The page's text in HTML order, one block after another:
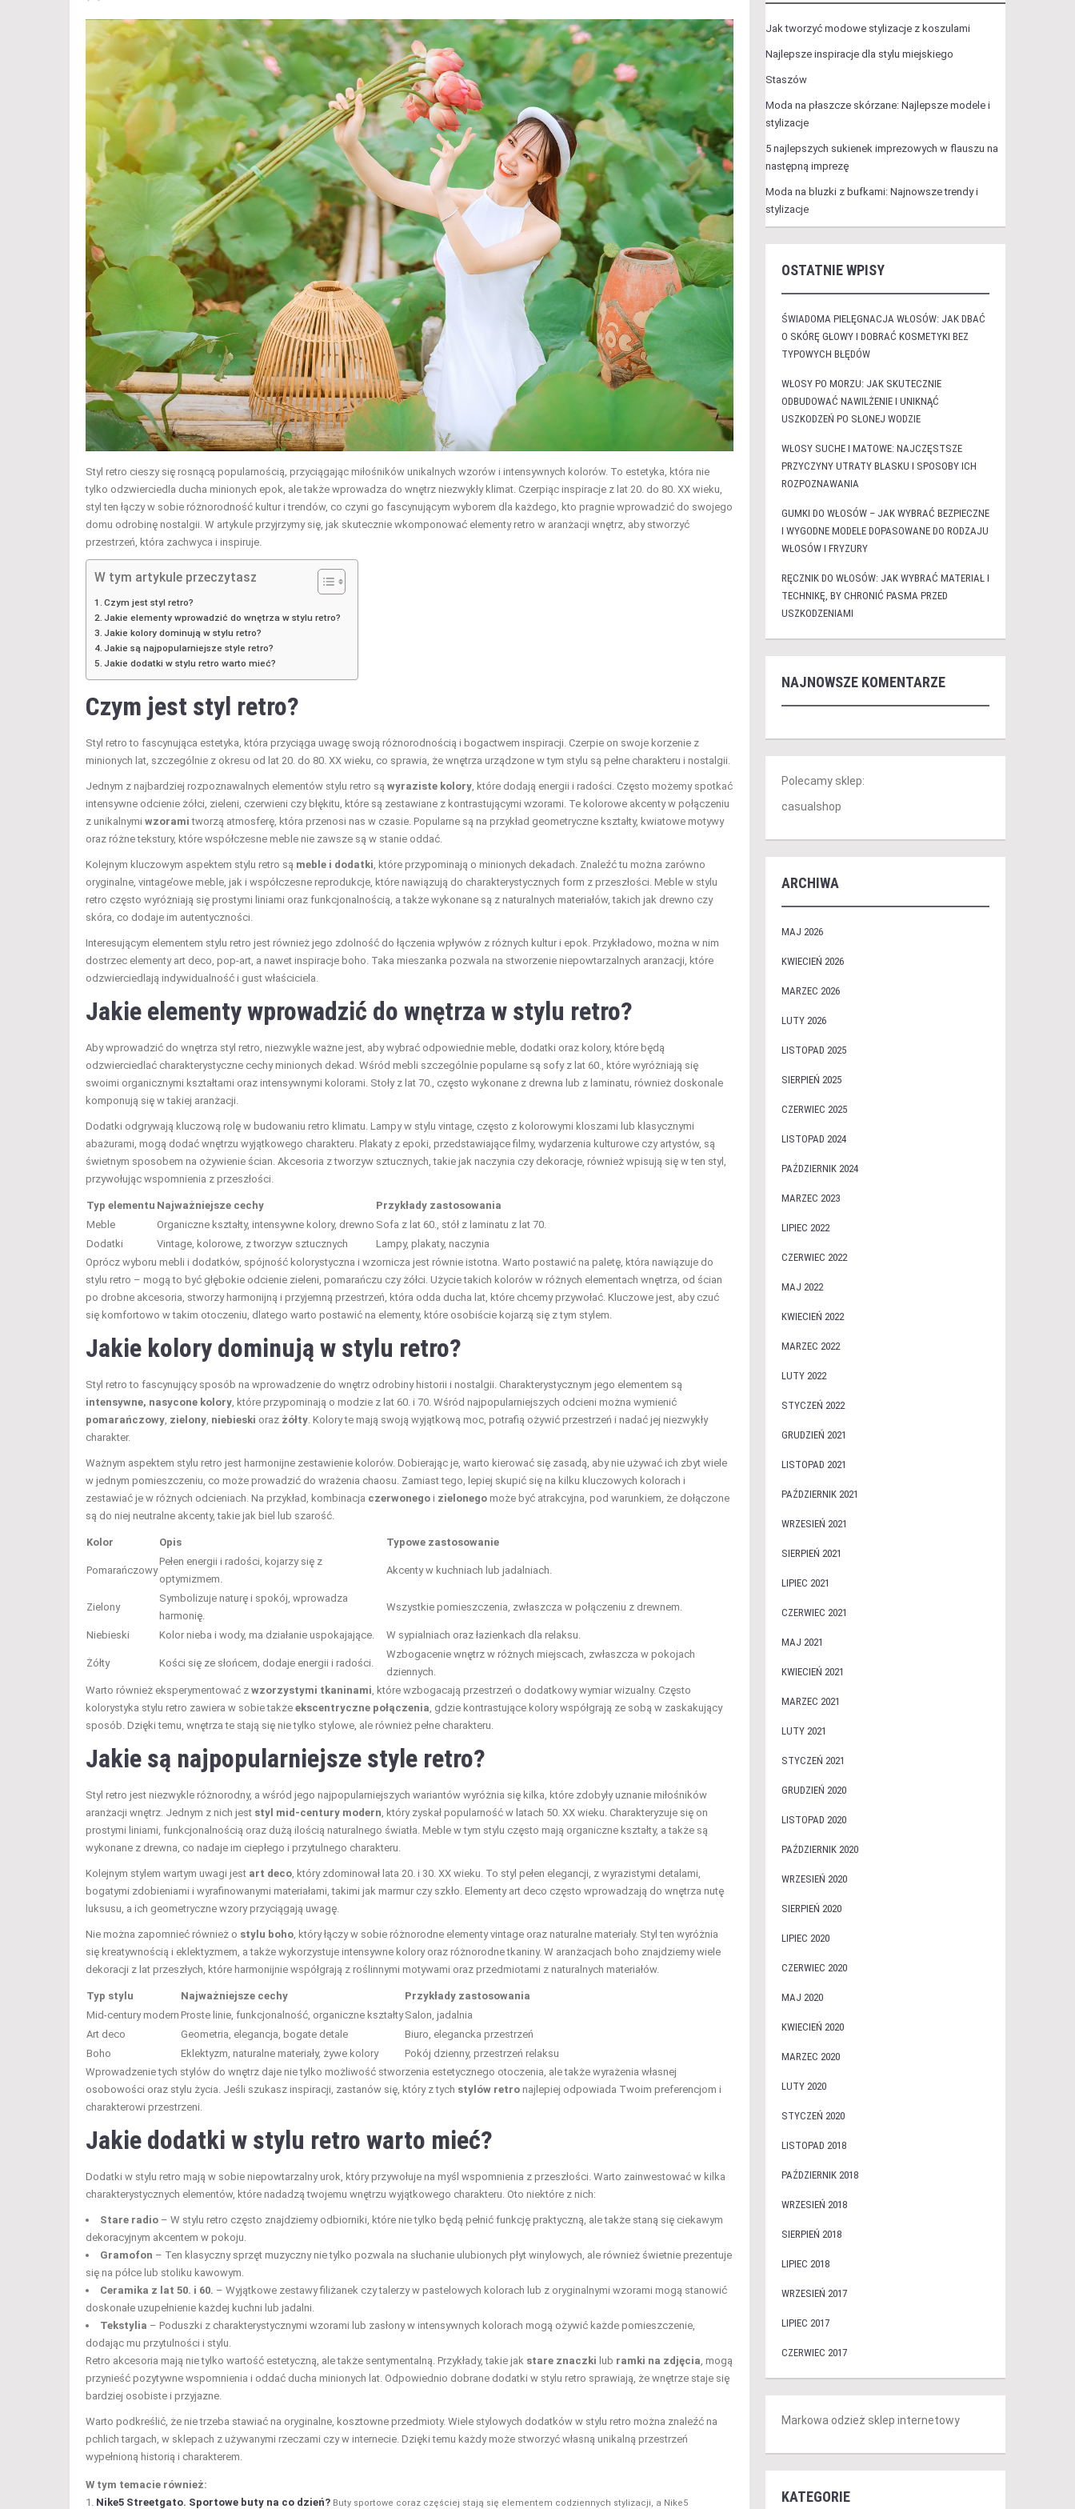
Styl retro cieszy się rosnącą popularnością, przyciągając miłośników unikalnych wzorów i intensywnych kolorów. To estetyka, która nie
tylko odzwierciedla ducha minionych epok, ale także wprowadza do wnętrz niezwykły klimat. Czerpiąc inspiracje z lat 20. do 80. XX wieku,
styl ten łączy w sobie różnorodność kultur i trendów, co czyni go fascynującym wyborem dla każdego, kto pragnie wprowadzić do swojego
domu odrobinę nostalgii. W artykule przyjrzymy się, jak skutecznie wkomponować elementy retro w aranżacji wnętrz, aby stworzyć
przestrzeń, która zachwyca i inspiruje.
W tym artykule przeczytasz
Czym jest styl retro?
Jakie elementy wprowadzić do wnętrza w stylu retro?
Jakie kolory dominują w stylu retro?
Jakie są najpopularniejsze style retro?
Jakie dodatki w stylu retro warto mieć?
Czym jest styl retro?
Styl retro to fascynująca estetyka, która przyciąga uwagę swoją różnorodnością i bogactwem inspiracji. Czerpie on swoje korzenie z
minionych lat, szczególnie z okresu od lat 20. do 80. XX wieku, co sprawia, że wnętrza urządzone w tym stylu są pełne charakteru i nostalgii.
Jednym z najbardziej rozpoznawalnych elementów stylu retro są wyraziste kolory , które dodają energii i radości. Często możemy spotkać
intensywne odcienie żółci, zieleni, czerwieni czy błękitu, które są zestawiane z kontrastującymi wzorami. Te kolorowe akcenty w połączeniu
z unikalnymi wzorami tworzą atmosferę, która przenosi nas w czasie. Popularne są na przykład geometryczne kształty, kwiatowe motywy
oraz różne tekstury, które współczesne meble nie zawsze są w stanie oddać.
Kolejnym kluczowym aspektem stylu retro są meble i dodatki , które przypominają o minionych dekadach. Znaleźć tu można zarówno
oryginalne, vintage’owe meble, jak i współczesne reprodukcje, które nawiązują do charakterystycznych form z przeszłości. Meble w stylu
retro często wyróżniają się prostymi liniami oraz funkcjonalnością, a także wykonane są z naturalnych materiałów, takich jak drewno czy
skóra, co dodaje im autentyczności.
Interesującym elementem stylu retro jest również jego zdolność do łączenia wpływów z różnych kultur i epok. Przykładowo, można w nim
dostrzec elementy art deco, pop-art, a nawet inspiracje boho. Taka mieszanka pozwala na stworzenie niepowtarzalnych aranżacji, które
odzwierciedlają indywidualność i gust właściciela.
Jakie elementy wprowadzić do wnętrza w stylu retro?
Aby wprowadzić do wnętrza styl retro, niezwykle ważne jest, aby wybrać odpowiednie meble, dodatki oraz kolory, które będą
odzwierciedlać charakterystyczne cechy minionych dekad. Wśród mebli szczególnie popularne są sofy z lat 60., które wyróżniają się
swoimi organicznymi kształtami oraz intensywnymi kolorami. Stoły z lat 70., często wykonane z drewna lub z laminatu, również doskonale
komponują się w takiej aranżacji.
Dodatki odgrywają kluczową rolę w budowaniu retro klimatu. Lampy w stylu vintage, często z kolorowymi kloszami lub klasycznymi
abażurami, mogą dodać wnętrzu wyjątkowego charakteru. Plakaty z epoki, przedstawiające filmy, wydarzenia kulturowe czy artystów, są
świetnym sposobem na ożywienie ścian. Akcesoria z tworzyw sztucznych, takie jak naczynia czy dekoracje, również wpisują się w ten styl,
przywołując wspomnienia z przeszłości.
Typ elementu Najważniejsze cechy
Przykłady zastosowania
Meble
Organiczne kształty, intensywne kolory, drewno Sofa z lat 60., stół z laminatu z lat 70.
Dodatki
Vintage, kolorowe, z tworzyw sztucznych
Lampy, plakaty, naczynia
Oprócz wyboru mebli i dodatków, spójność kolorystyczna i wzornicza jest równie istotna. Warto postawić na paletę, która nawiązuje do
stylu retro – mogą to być głębokie odcienie zieleni, pomarańczu czy żółci. Użycie takich kolorów w różnych elementach wnętrza, od ścian
po drobne akcesoria, stworzy harmonijną i przyjemną przestrzeń, która odda ducha lat, które chcemy przywołać. Kluczowe jest, aby czuć
się komfortowo w takim otoczeniu, dlatego warto postawić na elementy, które osobiście kojarzą się z tym stylem.
Jakie kolory dominują w stylu retro?
Styl retro to fascynujący sposób na wprowadzenie do wnętrz odrobiny historii i nostalgii. Charakterystycznym jego elementem są
intensywne, nasycone kolory , które przypominają o modzie z lat 60. i 70. Wśród najpopularniejszych odcieni można wymienić
pomarańczowy zielony niebieski oraz żółty . Kolory te mają swoją wyjątkową moc, potrafią ożywić przestrzeń i nadać jej niezwykły
charakter.
Ważnym aspektem stylu retro jest harmonijne zestawienie kolorów. Dobierając je, warto kierować się zasadą, aby nie używać ich zbyt wiele
w jednym pomieszczeniu, co może prowadzić do wrażenia chaosu. Zamiast tego, lepiej skupić się na kilku kluczowych kolorach i
zestawiać je w różnych odcieniach. Na przykład, kombinacja czerwonego i zielonego może być atrakcyjna, pod warunkiem, że dołączone
są do niej neutralne akcenty, takie jak biel lub szarość.
Kolor Opis Typowe zastosowanie
Pomarańczowy
Pełen energii i radości, kojarzy się z
optymizmem.
Akcenty w kuchniach lub jadalniach.
Zielony
Symbolizuje naturę i spokój, wprowadza
harmonię.
Wszystkie pomieszczenia, zwłaszcza w połączeniu z drewnem.
Niebieski Kolor nieba i wody, ma działanie uspokajające. W sypialniach oraz łazienkach dla relaksu.
Żółty Kości się ze słońcem, dodaje energii i radości.
Wzbogacenie wnętrz w różnych miejscach, zwłaszcza w pokojach
dziennych.
Warto również eksperymentować z wzorzystymi tkaninami , które wzbogacają przestrzeń o dodatkowy wymiar wizualny. Często
kolorystyka stylu retro zawiera w sobie także ekscentryczne połączenia , gdzie kontrastujące kolory współgrają ze sobą w zaskakujący
sposób. Dzięki temu, wnętrza te stają się nie tylko stylowe, ale również pełne charakteru.
Jakie są najpopularniejsze style retro?
Styl retro jest niezwykle różnorodny, a wśród jego najpopularniejszych wariantów wyróżnia się kilka, które zdobyły uznanie miłośników
aranżacji wnętrz. Jednym z nich jest styl mid-century modern , który zyskał popularność w latach 50. XX wieku. Charakteryzuje się on
prostymi liniami, funkcjonalnością oraz dużą ilością naturalnego światła. Meble w tym stylu często mają organiczne kształty, a także są
wykonane z drewna, co nadaje im ciepłego i przytulnego charakteru.
Kolejnym stylem wartym uwagi jest art deco , który zdominował lata 20. i 30. XX wieku. To styl pełen elegancji, z wyrazistymi detalami,
bogatymi zdobieniami i wyrafinowanymi materiałami, takimi jak marmur czy szkło. Elementy art deco często wprowadzają do wnętrza nutę
luksusu, a ich geometryczne wzory przyciągają uwagę.
Nie można zapomnieć również o stylu boho , który łączy w sobie różnorodne elementy vintage oraz naturalne materiały. Styl ten wyróżnia
się kreatywnością i eklektyzmem, a także wykorzystuje intensywne kolory oraz różnorodne tkaniny. W aranżacjach boho znajdziemy wiele
dekoracji z lat przeszłych, które harmonijnie współgrają z roślinnymi motywami oraz przedmiotami z naturalnych materiałów.
Typ stylu Najważniejsze cechy
Przykłady zastosowania
Mid-century modern Proste linie, funkcjonalność, organiczne kształty Salon, jadalnia
Art deco
Geometria, elegancja, bogate detale
Biuro, elegancka przestrzeń
Boho
Eklektyzm, naturalne materiały, żywe kolory
Pokój dzienny, przestrzeń relaksu
Wprowadzenie tych stylów do wnętrz daje nie tylko możliwość stworzenia estetycznego otoczenia, ale także wyrażenia własnej
osobowości oraz stylu życia. Jeśli szukasz inspiracji, zastanów się, który z tych stylów retro najlepiej odpowiada Twoim preferencjom i
charakterowi przestrzeni.
Jakie dodatki w stylu retro warto mieć?
Dodatki w stylu retro mają w sobie niepowtarzalny urok, który przywołuje na myśl wspomnienia z przeszłości. Warto zainwestować w kilka
charakterystycznych elementów, które nadadzą twojemu wnętrzu wyjątkowego charakteru. Oto niektóre z nich:
Stare radio – W stylu retro często znajdziemy odbiorniki, które nie tylko będą pełnić funkcję praktyczną, ale także staną się ciekawym
dekoracyjnym akcentem w pokoju.
Gramofon – Ten klasyczny sprzęt muzyczny nie tylko pozwala na słuchanie ulubionych płyt winylowych, ale również świetnie prezentuje
się na półce lub stoliku kawowym.
Ceramika z lat 50. i 60. – Wyjątkowe zestawy filiżanek czy talerzy w pastelowych kolorach lub z oryginalnymi wzorami mogą stanowić
doskonałe uzupełnienie każdej kuchni lub jadalni.
Tekstylia – Poduszki z charakterystycznymi wzorami lub zasłony w intensywnych kolorach mogą ożywić każde pomieszczenie,
dodając mu przytulności i stylu.
Retro akcesoria mają nie tylko wartość estetyczną, ale także sentymentalną. Przykłady, takie jak stare znaczki lub ramki na zdjęcia , mogą
przynieść pozytywne wspomnienia i oddać ducha minionych lat. Odpowiednio dobrane dodatki w stylu retro sprawiają, że wnętrze staje się
bardziej osobiste i przyjazne.
Warto podkreślić, że nie trzeba stawiać na oryginalne, kosztowne przedmioty. Wiele stylowych dodatków w stylu retro można znaleźć na
pchlich targach, w sklepach z używanymi rzeczami czy w internecie. Dzięki temu każdy może stworzyć własną unikalną przestrzeń
wypełnioną historią i charakterem.
W tym temacie również:
Nike5 Streetgato. Sportowe buty na co dzień? Buty sportowe coraz częściej stają się elementem codziennych stylizacji, a Nike5
Jak tworzyć modowe stylizacje z koszulami
Najlepsze inspiracje dla stylu miejskiego
Staszów
Moda na płaszcze skórzane: Najlepsze modele i
stylizacje
5 najlepszych sukienek imprezowych w flauszu na
następną imprezę
Moda na bluzki z bufkami: Najnowsze trendy i
stylizacje
OSTATNIE WPISY
ŚWIADOMA PIELĘGNACJA WŁOSÓW: JAK DBAĆ
O SKÓRĘ GŁOWY I DOBRAĆ KOSMETYKI BEZ
TYPOWYCH BŁĘDÓW
WŁOSY PO MORZU: JAK SKUTECZNIE
ODBUDOWAĆ NAWILŻENIE I UNIKNĄĆ
USZKODZEŃ PO SŁONEJ WODZIE
WŁOSY SUCHE I MATOWE: NAJCZĘSTSZE
PRZYCZYNY UTRATY BLASKU I SPOSOBY ICH
ROZPOZNAWANIA
GUMKI DO WŁOSÓW – JAK WYBRAĆ BEZPIECZNE
I WYGODNE MODELE DOPASOWANE DO RODZAJU
WŁOSÓW I FRYZURY
RĘCZNIK DO WŁOSÓW: JAK WYBRAĆ MATERIAŁ I
TECHNIKĘ, BY CHRONIĆ PASMA PRZED
USZKODZENIAMI
NAJNOWSZE KOMENTARZE
Polecamy sklep:
casualshop
ARCHIWA
MAJ 2026
KWIECIEŃ 2026
MARZEC 2026
LUTY 2026
LISTOPAD 2025
SIERPIEŃ 2025
CZERWIEC 2025
LISTOPAD 2024
PAŹDZIERNIK 2024
MARZEC 2023
LIPIEC 2022
CZERWIEC 2022
MAJ 2022
KWIECIEŃ 2022
MARZEC 2022
LUTY 2022
STYCZEŃ 2022
GRUDZIEŃ 2021
LISTOPAD 2021
PAŹDZIERNIK 2021
WRZESIEŃ 2021
SIERPIEŃ 2021
LIPIEC 2021
CZERWIEC 2021
MAJ 2021
KWIECIEŃ 2021
MARZEC 2021
LUTY 2021
STYCZEŃ 2021
GRUDZIEŃ 2020
LISTOPAD 2020
PAŹDZIERNIK 2020
WRZESIEŃ 2020
SIERPIEŃ 2020
LIPIEC 2020
CZERWIEC 2020
MAJ 2020
KWIECIEŃ 2020
MARZEC 2020
LUTY 2020
STYCZEŃ 2020
LISTOPAD 2018
PAŹDZIERNIK 2018
WRZESIEŃ 2018
SIERPIEŃ 2018
LIPIEC 2018
WRZESIEŃ 2017
LIPIEC 2017
CZERWIEC 2017
Markowa odzież sklep internetowy
KATEGORIE